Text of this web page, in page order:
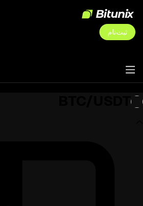
ثبت‌نام